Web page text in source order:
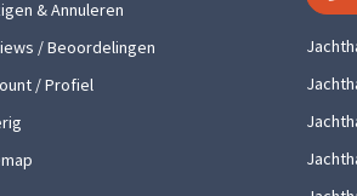
& Annuleren
/ Beoordelingen
/ Profiel